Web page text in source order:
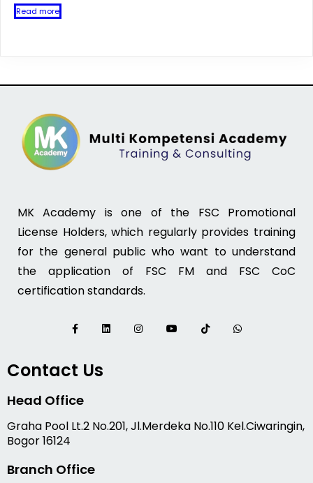
Read more
MK Academy is one of the FSC Promotional
License Holders, which regularly provides training
for the general public who want to understand
the application of FSC FM and FSC CoC
certification standards.
Contact Us
Head Office
Graha Pool Lt.2 No.201, Jl.Merdeka No.110 Kel.Ciwaringin,
Bogor 16124
Branch Office